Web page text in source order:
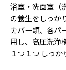
浴室・洗面室（
の養生をしっか
カバー類、各パ
用し、高圧洗浄
１つ１つ しっか